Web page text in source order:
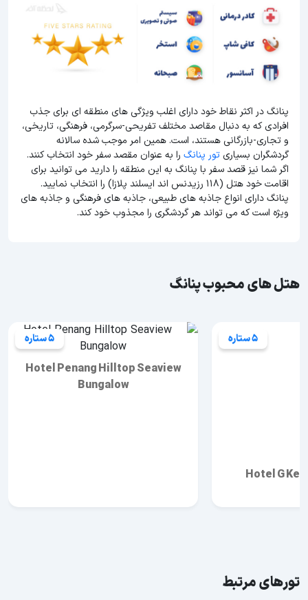
پنانگ در اکثر نقاط خود دارای اغلب ویژگی های منطقه ای برای جذب
افرادی که به دنبال مقاصد مختلف تفریحی-سرگرمی، فرهنگی، تاریخی،
و تجاری-بازرگانی هستند، است. همین امر موجب شده سالانه
گردشگران بسیاریتور پنانگ را به عنوان مقصد سفر خود انتخاب کنند.
اگر شما نیز قصد سفر با پنانگ به این منطقه را دارید می توانید برای
اقامت خود هتل (118 رزیدنس اند ایسلند پلازا) را انتخاب نمایید.
پنانگ دارای انواع جاذبه های طبیعی، جاذبه های فرهنگی و جاذبه های
ویژه است که می تواند هر گردشگری را مجذوب خود کند.
هتل های محبوب پنانگ
5 ستاره
Hotel G
5 ستاره
Hotel Penang Hilltop Seaview
Bungalow
تورهای مرتبط